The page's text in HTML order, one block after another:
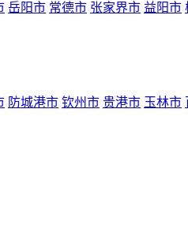
岳阳市 常德市 张家界市 益阳市
防城港市 钦州市 贵港市 玉林市